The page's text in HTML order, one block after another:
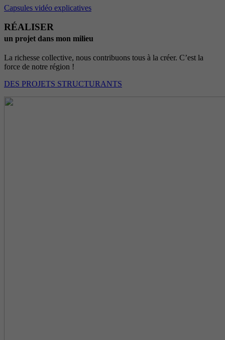
Capsules vidéo explicatives
RÉALISER
un projet dans mon milieu
La richesse collective, nous contribuons tous à la créer. C’est la
force de notre région !
DES PROJETS STRUCTURANTS